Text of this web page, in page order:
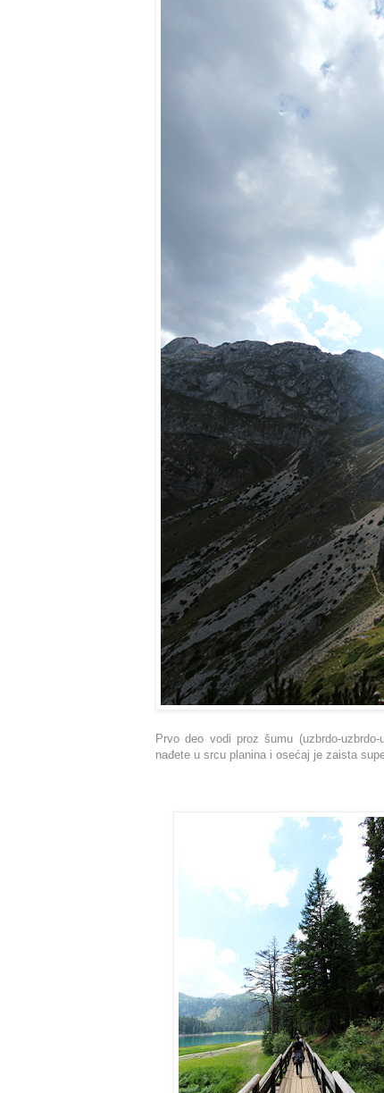
Prvo deo vodi proz šumu (uzbrdo-
nađete u srcu planina i osećaj je zaista